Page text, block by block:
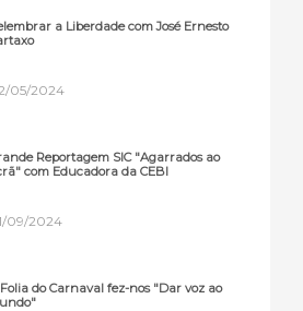
a Liberdade com José Ernesto
05/2024
Reportagem SIC "Agarrados ao
com Educadora da CEBI
09/2024
do Carnaval fez-nos "Dar voz ao